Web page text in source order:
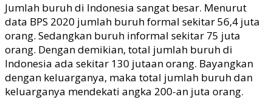
Jumlah buruh di Indonesia sangat besar. Menurut
data BPS 2020 jumlah buruh formal sekitar 56,4 juta
orang. Sedangkan buruh informal sekitar 75 juta
orang. Dengan demikian, total jumlah buruh di
Indonesia ada sekitar 130 jutaan orang. Bayangkan
dengan keluarganya, maka total jumlah buruh dan
keluarganya mendekati angka 200-an juta orang.